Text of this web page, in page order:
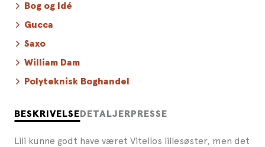
BESKRIVELSE DETALJER PRESSE
Lili kunne godt have været Vitellos lillesøster, men det
Bog og Idé
Gucca
Saxo
William Dam
Polyteknisk Boghandel